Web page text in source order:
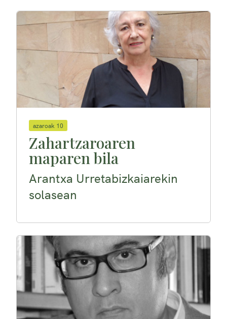
azaroak 10
Zahartzaroaren
maparen bila
Arantxa Urretabizkaiarekin
solasean